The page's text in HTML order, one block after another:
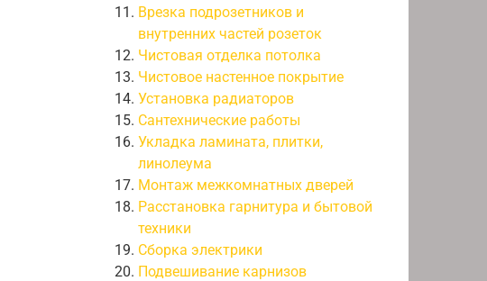
Врезка подрозетников и
внутренних частей розеток
Чистовая отделка потолка
Чистовое настенное покрытие
Установка радиаторов
Сантехнические работы
Укладка ламината, плитки,
линолеума
Монтаж межкомнатных дверей
Расстановка гарнитура и бытовой
техники
Сборка электрики
Подвешивание карнизов